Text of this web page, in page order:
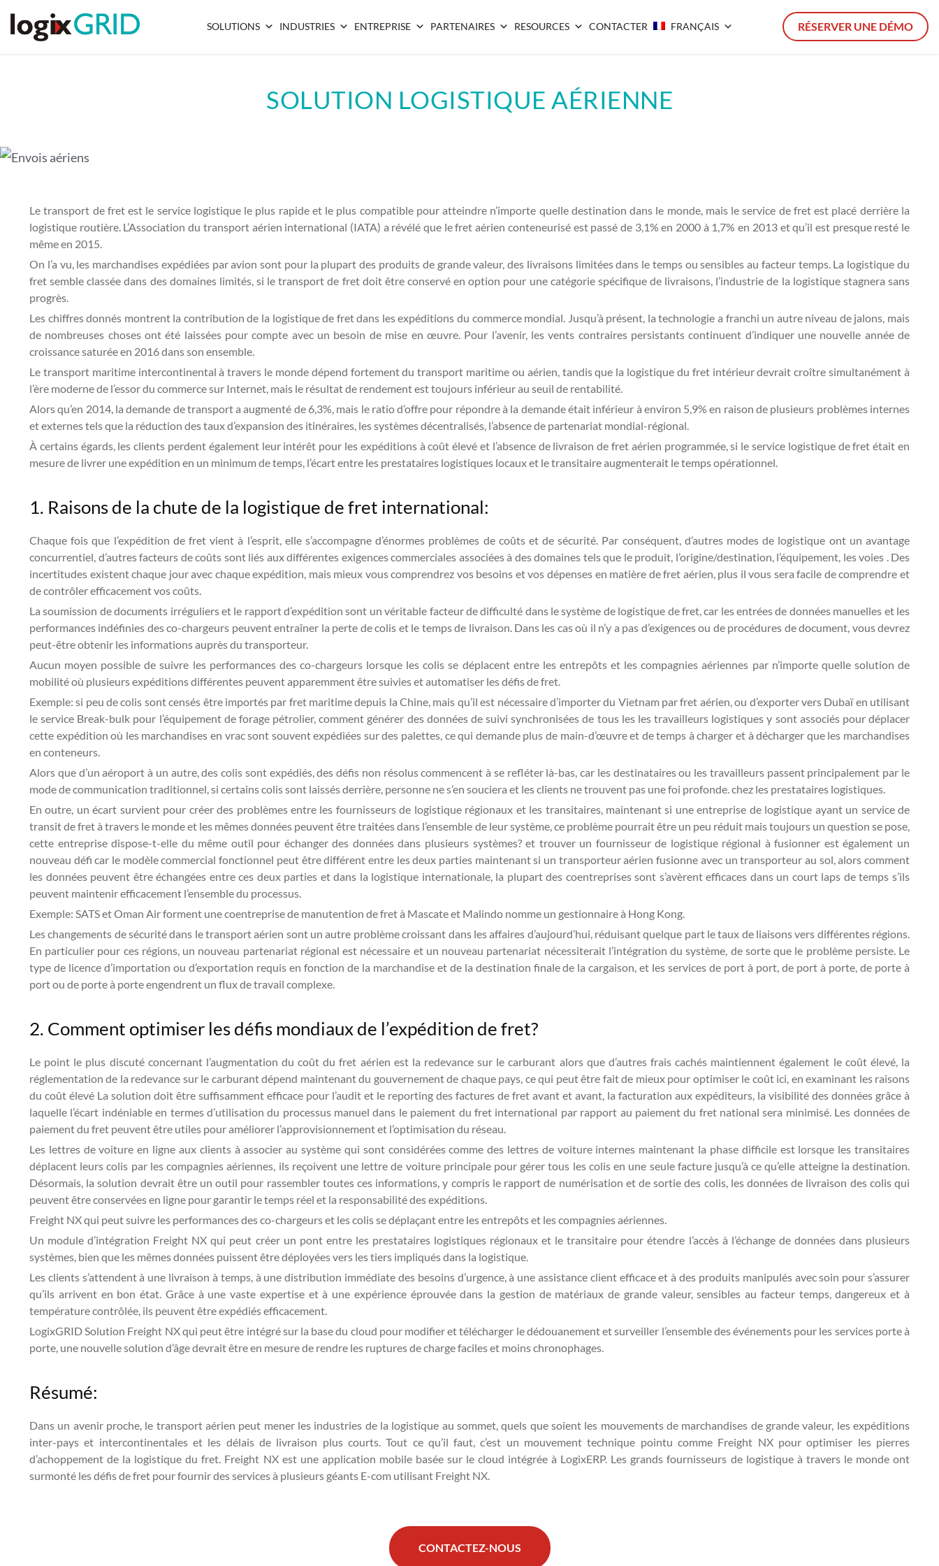
RÉSERVER UNE DÉMO
SOLUTIONS INDUSTRIES ENTREPRISE PARTENAIRES RESOURCES CONTACTER FRANÇAIS
SOLUTION LOGISTIQUE AÉRIENNE
Le transport de fret est le service logistique le plus rapide et le plus compatible pour atteindre n’importe quelle destination dans le monde, mais le service de fret est placé derrière la
logistique routière. L’Association du transport aérien international (IATA) a révélé que le fret aérien conteneurisé est passé de 3,1% en 2000 à 1,7% en 2013 et qu’il est presque resté le
même en 2015.
On l’a vu, les marchandises expédiées par avion sont pour la plupart des produits de grande valeur, des livraisons limitées dans le temps ou sensibles au facteur temps. La logistique du
fret semble classée dans des domaines limités, si le transport de fret doit être conservé en option pour une catégorie spécifique de livraisons, l’industrie de la logistique stagnera sans
progrès.
Les chiffres donnés montrent la contribution de la logistique de fret dans les expéditions du commerce mondial. Jusqu’à présent, la technologie a franchi un autre niveau de jalons, mais
de nombreuses choses ont été laissées pour compte avec un besoin de mise en œuvre. Pour l’avenir, les vents contraires persistants continuent d’indiquer une nouvelle année de
croissance saturée en 2016 dans son ensemble.
Le transport maritime intercontinental à travers le monde dépend fortement du transport maritime ou aérien, tandis que la logistique du fret intérieur devrait croître simultanément à
l’ère moderne de l’essor du commerce sur Internet, mais le résultat de rendement est toujours inférieur au seuil de rentabilité.
Alors qu’en 2014, la demande de transport a augmenté de 6,3%, mais le ratio d’offre pour répondre à la demande était inférieur à environ 5,9% en raison de plusieurs problèmes internes
et externes tels que la réduction des taux d’expansion des itinéraires, les systèmes décentralisés, l’absence de partenariat mondial-régional.
À certains égards, les clients perdent également leur intérêt pour les expéditions à coût élevé et l’absence de livraison de fret aérien programmée, si le service logistique de fret était en
mesure de livrer une expédition en un minimum de temps, l’écart entre les prestataires logistiques locaux et le transitaire augmenterait le temps opérationnel.
1. Raisons de la chute de la logistique de fret international:
Chaque fois que l’expédition de fret vient à l’esprit, elle s’accompagne d’énormes problèmes de coûts et de sécurité. Par conséquent, d’autres modes de logistique ont un avantage
concurrentiel, d’autres facteurs de coûts sont liés aux différentes exigences commerciales associées à des domaines tels que le produit, l’origine/destination, l’équipement, les voies . Des
incertitudes existent chaque jour avec chaque expédition, mais mieux vous comprendrez vos besoins et vos dépenses en matière de fret aérien, plus il vous sera facile de comprendre et
de contrôler efficacement vos coûts.
La soumission de documents irréguliers et le rapport d’expédition sont un véritable facteur de difficulté dans le système de logistique de fret, car les entrées de données manuelles et les
performances indéfinies des co-chargeurs peuvent entraîner la perte de colis et le temps de livraison. Dans les cas où il n’y a pas d’exigences ou de procédures de document, vous devrez
peut-être obtenir les informations auprès du transporteur.
Aucun moyen possible de suivre les performances des co-chargeurs lorsque les colis se déplacent entre les entrepôts et les compagnies aériennes par n’importe quelle solution de
mobilité où plusieurs expéditions différentes peuvent apparemment être suivies et automatiser les défis de fret.
Exemple: si peu de colis sont censés être importés par fret maritime depuis la Chine, mais qu’il est nécessaire d’importer du Vietnam par fret aérien, ou d’exporter vers Dubaï en utilisant
le service Break-bulk pour l’équipement de forage pétrolier, comment générer des données de suivi synchronisées de tous les les travailleurs logistiques y sont associés pour déplacer
cette expédition où les marchandises en vrac sont souvent expédiées sur des palettes, ce qui demande plus de main-d’œuvre et de temps à charger et à décharger que les marchandises
en conteneurs.
Alors que d’un aéroport à un autre, des colis sont expédiés, des défis non résolus commencent à se refléter là-bas, car les destinataires ou les travailleurs passent principalement par le
mode de communication traditionnel, si certains colis sont laissés derrière, personne ne s’en souciera et les clients ne trouvent pas une foi profonde. chez les prestataires logistiques.
En outre, un écart survient pour créer des problèmes entre les fournisseurs de logistique régionaux et les transitaires, maintenant si une entreprise de logistique ayant un service de
transit de fret à travers le monde et les mêmes données peuvent être traitées dans l’ensemble de leur système, ce problème pourrait être un peu réduit mais toujours un question se pose,
cette entreprise dispose-t-elle du même outil pour échanger des données dans plusieurs systèmes? et trouver un fournisseur de logistique régional à fusionner est également un
nouveau défi car le modèle commercial fonctionnel peut être différent entre les deux parties maintenant si un transporteur aérien fusionne avec un transporteur au sol, alors comment
les données peuvent être échangées entre ces deux parties et dans la logistique internationale, la plupart des coentreprises sont s’avèrent efficaces dans un court laps de temps s’ils
peuvent maintenir efficacement l’ensemble du processus.
Exemple: SATS et Oman Air forment une coentreprise de manutention de fret à Mascate et Malindo nomme un gestionnaire à Hong Kong.
Les changements de sécurité dans le transport aérien sont un autre problème croissant dans les affaires d’aujourd’hui, réduisant quelque part le taux de liaisons vers différentes régions.
En particulier pour ces régions, un nouveau partenariat régional est nécessaire et un nouveau partenariat nécessiterait l’intégration du système, de sorte que le problème persiste. Le
type de licence d’importation ou d’exportation requis en fonction de la marchandise et de la destination finale de la cargaison, et les services de port à port, de port à porte, de porte à
port ou de porte à porte engendrent un flux de travail complexe.
2. Comment optimiser les défis mondiaux de l’expédition de fret?
Le point le plus discuté concernant l’augmentation du coût du fret aérien est la redevance sur le carburant alors que d’autres frais cachés maintiennent également le coût élevé, la
réglementation de la redevance sur le carburant dépend maintenant du gouvernement de chaque pays, ce qui peut être fait de mieux pour optimiser le coût ici, en examinant les raisons
du coût élevé La solution doit être suffisamment efficace pour l’audit et le reporting des factures de fret avant et avant, la facturation aux expéditeurs, la visibilité des données grâce à
laquelle l’écart indéniable en termes d’utilisation du processus manuel dans le paiement du fret international par rapport au paiement du fret national sera minimisé. Les données de
paiement du fret peuvent être utiles pour améliorer l’approvisionnement et l’optimisation du réseau.
Les lettres de voiture en ligne aux clients à associer au système qui sont considérées comme des lettres de voiture internes maintenant la phase difficile est lorsque les transitaires
déplacent leurs colis par les compagnies aériennes, ils reçoivent une lettre de voiture principale pour gérer tous les colis en une seule facture jusqu’à ce qu’elle atteigne la destination.
Désormais, la solution devrait être un outil pour rassembler toutes ces informations, y compris le rapport de numérisation et de sortie des colis, les données de livraison des colis qui
peuvent être conservées en ligne pour garantir le temps réel et la responsabilité des expéditions.
Freight NX qui peut suivre les performances des co-chargeurs et les colis se déplaçant entre les entrepôts et les compagnies aériennes.
Un module d’intégration Freight NX qui peut créer un pont entre les prestataires logistiques régionaux et le transitaire pour étendre l’accès à l’échange de données dans plusieurs
systèmes, bien que les mêmes données puissent être déployées vers les tiers impliqués dans la logistique.
Les clients s’attendent à une livraison à temps, à une distribution immédiate des besoins d’urgence, à une assistance client efficace et à des produits manipulés avec soin pour s’assurer
qu’ils arrivent en bon état. Grâce à une vaste expertise et à une expérience éprouvée dans la gestion de matériaux de grande valeur, sensibles au facteur temps, dangereux et à
température contrôlée, ils peuvent être expédiés efficacement.
LogixGRID Solution Freight NX qui peut être intégré sur la base du cloud pour modifier et télécharger le dédouanement et surveiller l’ensemble des événements pour les services porte à
porte, une nouvelle solution d’âge devrait être en mesure de rendre les ruptures de charge faciles et moins chronophages.
Résumé:
Dans un avenir proche, le transport aérien peut mener les industries de la logistique au sommet, quels que soient les mouvements de marchandises de grande valeur, les expéditions
inter-pays et intercontinentales et les délais de livraison plus courts. Tout ce qu’il faut, c’est un mouvement technique pointu comme Freight NX pour optimiser les pierres
d’achoppement de la logistique du fret. Freight NX est une application mobile basée sur le cloud intégrée à LogixERP. Les grands fournisseurs de logistique à travers le monde ont
surmonté les défis de fret pour fournir des services à plusieurs géants E-com utilisant Freight NX.
CONTACTEZ-NOUS